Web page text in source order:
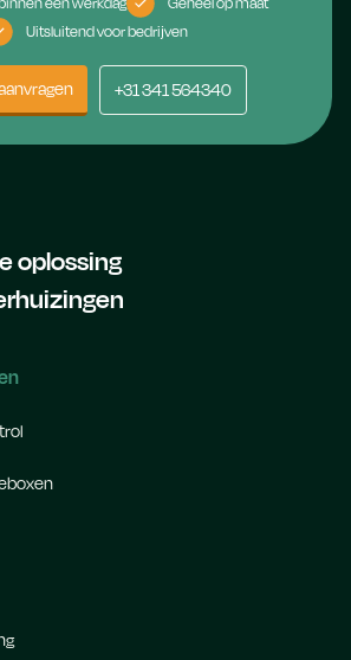
Uitsluitend voor bedrijven
+31 341 564340
oplossing